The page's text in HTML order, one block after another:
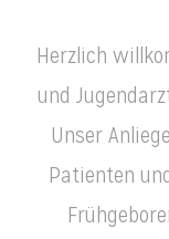
Herzlich
und
Unser
Patienten